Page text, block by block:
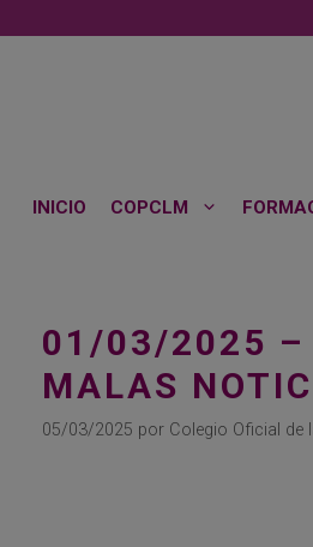
al
INICIO COPCLM
01/03/2025 –
MALAS
05/03/2025 por Colegio Oficial de